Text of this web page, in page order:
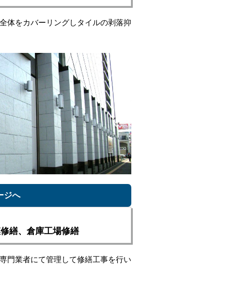
体をカバーリングしタイルの剥落抑
ジへ
繕、倉庫工場修繕
門業者にて管理して修繕工事を行い